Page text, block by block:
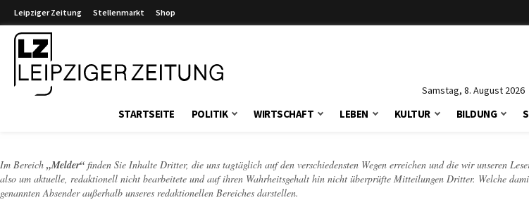
Leipziger Zeitung Stellenmarkt Shop
Samstag, 8. August 2026
STARTSEITE POLITIK WIRTSCHAFT LEBEN KULTUR BILDUNG
Im Bereich „Melder“ finden Sie Inhalte Dritter, die uns tagtäglich auf den verschiedensten Wegen erreichen und die wir unseren
also um aktuelle, redaktionell nicht bearbeitete und auf ihren Wahrheitsgehalt hin nicht überprüfte Mitteilungen Dritter. Welche
genannten Absender außerhalb unseres redaktionellen Bereiches darstellen.